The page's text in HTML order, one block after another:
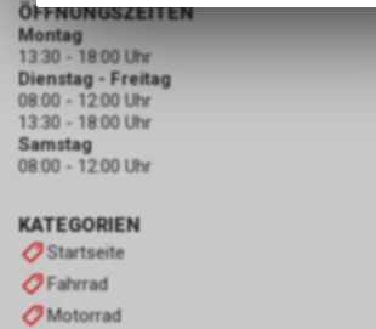
KATEGORIEN
Startseite
Fahrrad
Motorrad
ÖFFNUNGSZEITEN
Montag
13:30 - 18:00 Uhr
Dienstag - Freitag
08:00 - 12:00 Uhr
13:30 - 18:00 Uhr
Samstag
08:00 - 12:00 Uhr